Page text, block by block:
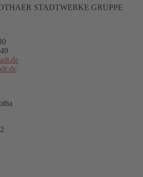
STADTWERKE GRUPPE